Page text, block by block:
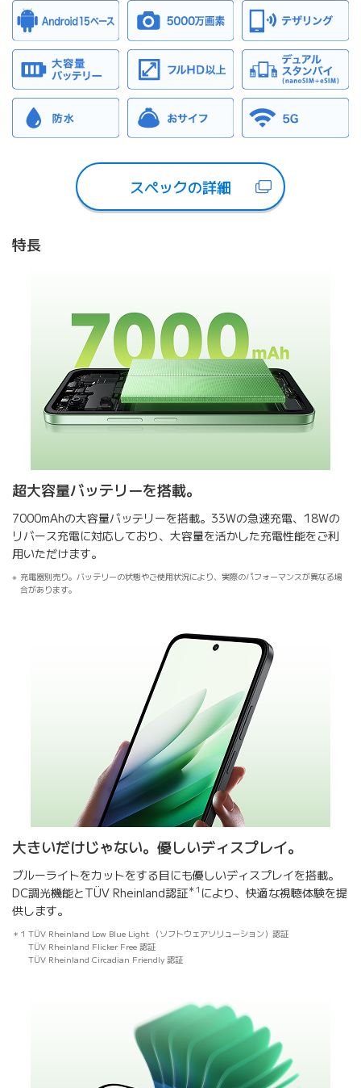
スペックの詳細
特長
超大容量バッテリーを搭載。
7000mAhの大容量バッテリーを搭載。33Wの急速充電、18Wの
リバース充電に対応しており、大容量を活かした充電性能をご利
用いただけます。
充電器別売り。バッテリーの状態やご使用状況により、実際のパフォーマンスが異なる場
合があります。
大きいだけじゃない。優しいディスプレイ。
ブルーライトをカットをする目にも優しいディスプレイを搭載。
DC調光機能とTÜV Rheinland認証＊1 により、快適な視聴体験を提
供します。
1 TÜV Rheinland Low Blue Light （ソフトウェアソリューション）認証
TÜV Rheinland Flicker Free 認証
TÜV Rheinland Circadian Friendly 認証